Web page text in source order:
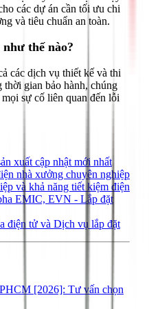
các dự án cần tối ưu chi
và tiêu chuẩn an toàn.
thế nào?
các dịch vụ thiết kế và thi
gian bảo hành, chúng
sự cố liên quan đến lỗi
xuất cập nhật mới nhất
nhà xưởng chuyên nghiệp
và khả năng tiết kiệm điện
EMIC, EVN - Lắp đặt
điện tử và Dịch vụ lắp đặt
[2026]: Tư vấn chọn